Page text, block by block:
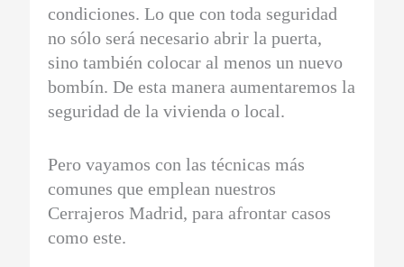
condiciones. Lo que con toda seguridad
no sólo será necesario abrir la puerta,
sino también colocar al menos un nuevo
bombín. De esta manera aumentaremos la
seguridad de la vivienda o local.
Pero vayamos con las técnicas más
comunes que emplean nuestros
Cerrajeros Madrid, para afrontar casos
como este.